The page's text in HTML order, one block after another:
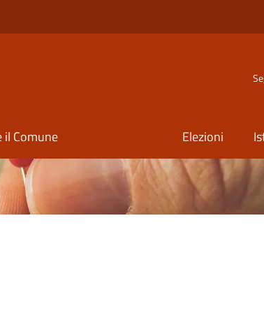
il Comune Elezioni